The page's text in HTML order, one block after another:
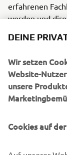
erfahrenen
werden und
Yamaha Motor
DEINE
Wir setzen
Website-
unsere
Cookies auf